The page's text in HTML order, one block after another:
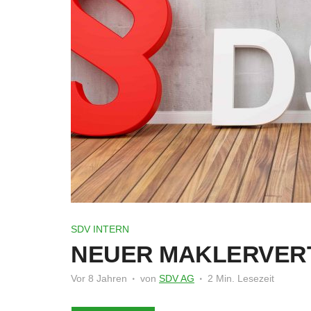
SDV INTERN
NEUER
Vor 8 Jahren von SDV AG 2 Min. Lesezeit